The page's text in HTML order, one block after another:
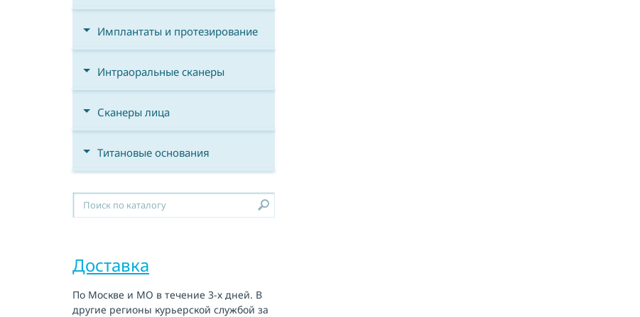
Имплантаты и протезирование
Интраоральные сканеры
Сканеры лица
Титановые основания
Доставка
По Москве и МО в течение 3-х дней. В
другие регионы курьерской службой за